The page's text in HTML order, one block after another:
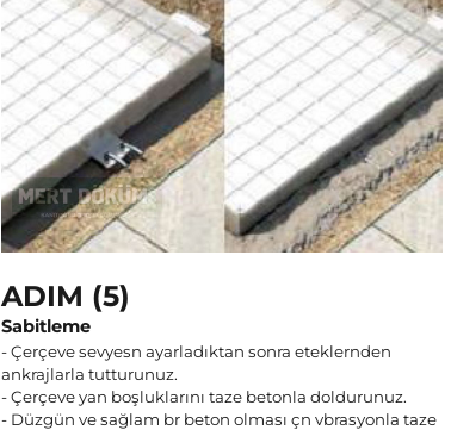
ADIM (5)
Sabitleme
- Çerçeve sevyesn ayarladıktan sonra eteklernden
ankrajlarla tutturunuz.
- Çerçeve yan boşluklarını taze betonla doldurunuz.
- Düzgün ve sağlam br beton olması çn vbrasyonla taze